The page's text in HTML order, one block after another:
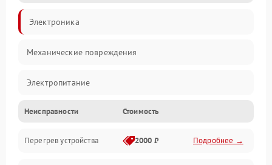
Электроника
Механические повреждения
Электропитание
Парообразование
Герметичность
Неисправности Стоимость
Перегрев устройства 2000 ₽ Подробнее →